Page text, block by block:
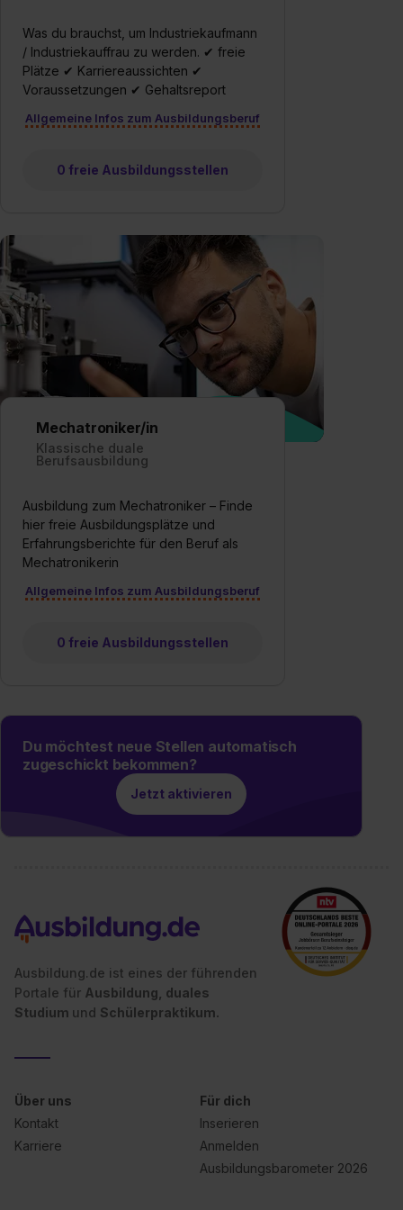
Was du brauchst, um Industriekaufmann
/ Industriekauffrau zu werden. ✔ freie
Plätze ✔ Karriereaussichten ✔
Voraussetzungen ✔ Gehaltsreport
Allgemeine Infos zum Ausbildungsberuf
0 freie Ausbildungsstellen
Mechatroniker/in
Klassische duale
Berufsausbildung
Ausbildung zum Mechatroniker – Finde
hier freie Ausbildungsplätze und
Erfahrungsberichte für den Beruf als
Mechatronikerin
Allgemeine Infos zum Ausbildungsberuf
0 freie Ausbildungsstellen
Du möchtest neue Stellen automatisch
zugeschickt bekommen?
Jetzt aktivieren
Ausbildung.de ist eines der führenden
Portale für Ausbildung, duales
Studium und Schülerpraktikum.
Über uns
Kontakt
Karriere
Für dich
Inserieren
Anmelden
Ausbildungsbarometer 2026